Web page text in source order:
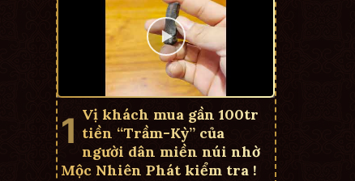
Vị khách mua gần 100tr
tiền “Trầm-Kỳ” của
người dân miền núi nhờ
Mộc Nhiên Phát kiểm tra !